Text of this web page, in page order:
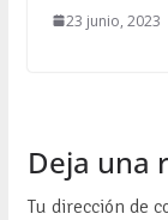
23 junio, 2023
Deja una
Tu dirección de